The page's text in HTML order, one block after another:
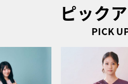
ピック
PICK